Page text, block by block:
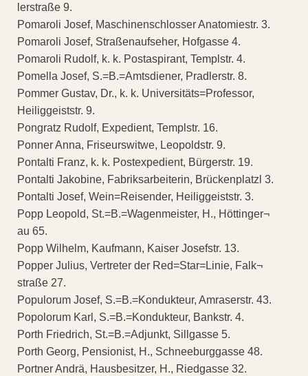
lerstraße 9.
Pomaroli Josef, Maschinenschlosser Anatomiestr. 3.
Pomaroli Josef, Straßenaufseher, Hofgasse 4.
Pomaroli Rudolf, k. k. Postaspirant, Templstr. 4.
Pomella Josef, S.=B.=Amtsdiener, Pradlerstr. 8.
Pommer Gustav, Dr., k. k. Universitäts=Professor,
Heiliggeiststr. 9.
Pongratz Rudolf, Expedient, Templstr. 16.
Ponner Anna, Friseurswitwe, Leopoldstr. 9.
Pontalti Franz, k. k. Postexpedient, Bürgerstr. 19.
Pontalti Jakobine, Fabriksarbeiterin, Brückenplatzl 3.
Pontalti Josef, Wein=Reisender, Heiliggeiststr. 3.
Popp Leopold, St.=B.=Wagenmeister, H., Höttinger¬
au 65.
Popp Wilhelm, Kaufmann, Kaiser Josefstr. 13.
Popper Julius, Vertreter der Red=Star=Linie, Falk¬
straße 27.
Populorum Josef, S.=B.=Kondukteur, Amraserstr. 43.
Popolorum Karl, S.=B.=Kondukteur, Bankstr. 4.
Porth Friedrich, St.=B.=Adjunkt, Sillgasse 5.
Porth Georg, Pensionist, H., Schneeburggasse 48.
Portner Andrä, Hausbesitzer, H., Riedgasse 32.